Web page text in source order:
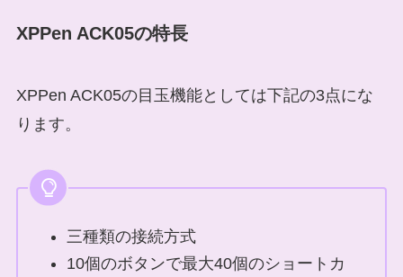
XPPen ACK05の特長
XPPen ACK05の目玉機能としては下記の3点にな
ります。
三種類の接続方式
10個のボタンで最大40個のショートカ